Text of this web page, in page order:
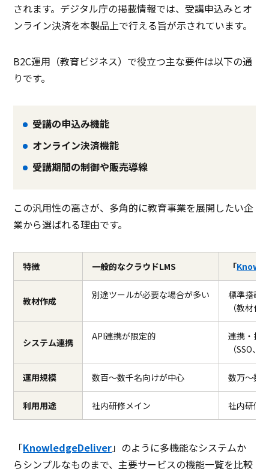
されます。デジタル庁の掲載情報では、受講申込みとオ
ンライン決済を本製品上で行える旨が示されています。
B2C運用（教育ビジネス）で役立つ主な要件は以下の通
りです。
受講の申込み機能
オンライン決済機能
受講期間の制御や販売導線
この汎用性の高さが、多角的に教育事業を展開したい企
業から選ばれる理由です。
特徴 一般的なクラウドLMS 「
教材作成
別途ツールが必要な場合が多い
標準搭載
（教材
システム連携
API連携が限定的
連携・拡
（SSO
運用規模 数百〜数千名向けが中心 数万〜数
利用用途 社内研修メイン 社内研修
「KnowledgeDeliver」のように多機能なシステムか
らシンプルなものまで、主要サービスの機能一覧を比較